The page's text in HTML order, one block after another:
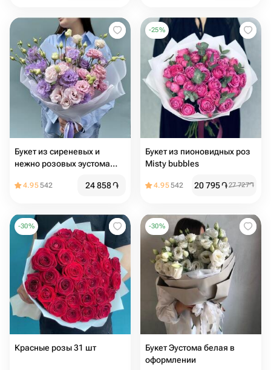
Букет из сиреневых и
нежно розовых эустома
4.95542 24 858֏
-25%
Букет из пионовидных роз
Misty bubbles
4.95542 20 795֏27 727֏
-30%
Красные розы 31 шт
-30%
Букет Эустома белая в
оформлении